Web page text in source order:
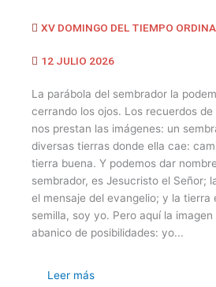
XV DOMINGO DEL TIEMPO
12 JULIO 2026
La parábola del sembrador la
cerrando los ojos. Los recuerdos
nos prestan las imágenes: un
diversas tierras donde ella cae:
tierra buena. Y podemos dar
sembrador, es Jesucristo el Señor;
el mensaje del evangelio; y la tierra
semilla, soy yo. Pero aquí la
abanico de posibilidades: yo...
Leer más